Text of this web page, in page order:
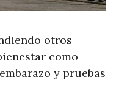
otros
como
y pruebas